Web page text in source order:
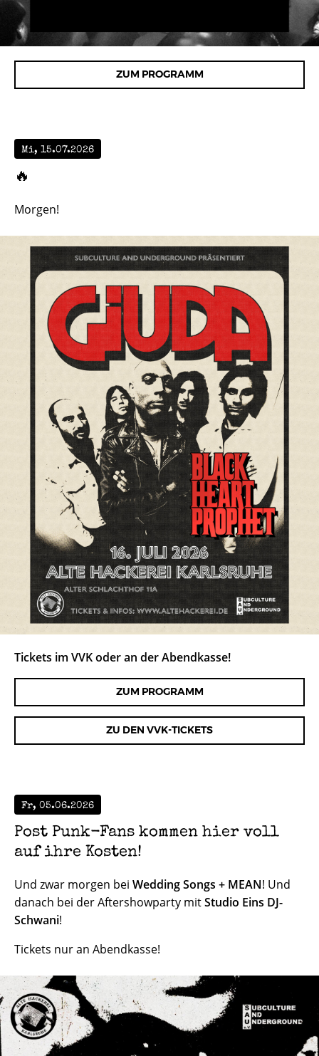
ZUM PROGRAMM
Mi, 15.07.2026
🔥
Morgen!
Tickets im VVK oder an der Abendkasse!
ZUM PROGRAMM
ZU DEN VVK-TICKETS
Fr, 05.06.2026
Post Punk-Fans kommen hier voll
auf ihre Kosten!
Und zwar morgen bei Wedding Songs + MEAN! Und
danach bei der Aftershowparty mitStudio Eins DJ-
Schwani!
Tickets nur an Abendkasse!